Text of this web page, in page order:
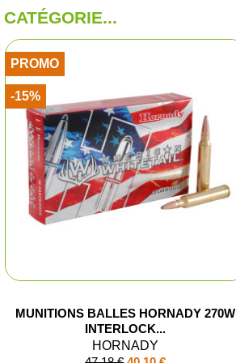
Combinaisons
T-shirts et polos
Vestes et parkas
Chemises
Cuissards
Sous-vêtements
CATÉGORIE...
MUNITIONS BALLES HORNADY 270W
INTERLOCK...
HORNADY
PROMO
-15%